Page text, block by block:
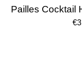
Pailles Cocktail